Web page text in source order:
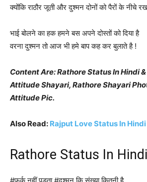
क्योंकि ‪‎राठौर जूती ‬और दुश्मन दोनों को पैरों के नीचे
भाई बोलने का हक हमने बस अपने दोस्तों को दिया है
वरना दुश्मन तो आज भी हमे बाप कह कर बुलाते है !
Content Are: Rathore Status In Hindi
Attitude Shayari, Rathore Shayari
Attitude Pic.
Also Read: Rajput Love Status In Hindi
Rathore Status In Hindi